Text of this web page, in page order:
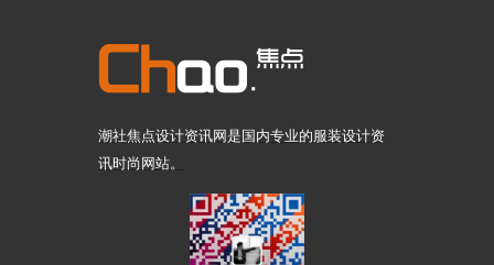
潮社焦点设计资讯网是国内专业的服装设计资
讯时尚网站。